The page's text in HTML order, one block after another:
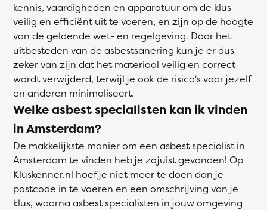
kennis, vaardigheden en apparatuur om de klus
veilig en efficiënt uit te voeren, en zijn op de hoogte
van de geldende wet- en regelgeving. Door het
uitbesteden van de asbestsanering kun je er dus
zeker van zijn dat het materiaal veilig en correct
wordt verwijderd, terwijl je ook de risico's voor jezelf
en anderen minimaliseert.
Welke asbest specialisten kan ik vinden
in Amsterdam?
De makkelijkste manier om een asbest specialistin
Amsterdam te vinden heb je zojuist gevonden! Op
Kluskenner.nl hoef je niet meer te doen dan je
postcode in te voeren en een omschrijving van je
klus, waarna asbest specialisten in jouw omgeving